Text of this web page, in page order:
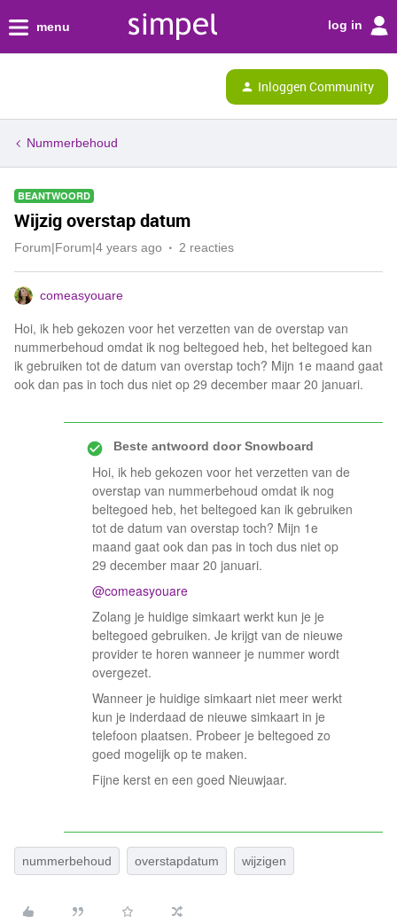
menu log in
Inloggen Community
Nummerbehoud
BEANTWOORD
Wijzig overstap datum
Forum|Forum|4 years ago 2 reacties
comeasyouare
Hoi, ik heb gekozen voor het verzetten van de overstap van
nummerbehoud omdat ik nog beltegoed heb, het beltegoed kan
ik gebruiken tot de datum van overstap toch? Mijn 1e maand gaat
ook dan pas in toch dus niet op 29 december maar 20 januari.
Beste antwoord doorSnowboard
Hoi, ik heb gekozen voor het verzetten van de
overstap van nummerbehoud omdat ik nog
beltegoed heb, het beltegoed kan ik gebruiken
tot de datum van overstap toch? Mijn 1e
maand gaat ook dan pas in toch dus niet op
29 december maar 20 januari.
@comeasyouare
Zolang je huidige simkaart werkt kun je je
beltegoed gebruiken. Je krijgt van de nieuwe
provider te horen wanneer je nummer wordt
overgezet.
Wanneer je huidige simkaart niet meer werkt
kun je inderdaad de nieuwe simkaart in je
telefoon plaatsen. Probeer je beltegoed zo
goed mogelijk op te maken.
Fijne kerst en een goed Nieuwjaar.
nummerbehoud overstapdatum wijzigen